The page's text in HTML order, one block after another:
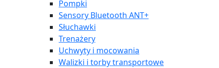
Pompki
Sensory Bluetooth ANT+
Słuchawki
Trenażery
Uchwyty i mocowania
Walizki i torby transportowe